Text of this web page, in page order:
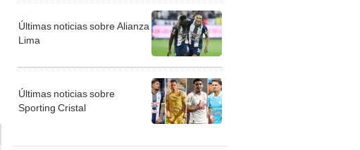
Últimas noticias sobre Alianza
Lima
Últimas noticias sobre
Sporting Cristal